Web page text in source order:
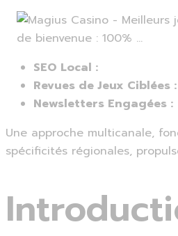
SEO Local :
Revues de Jeux Ciblées :
Newsletters Engagées :
Une approche multicanale,
spécificités régionales,